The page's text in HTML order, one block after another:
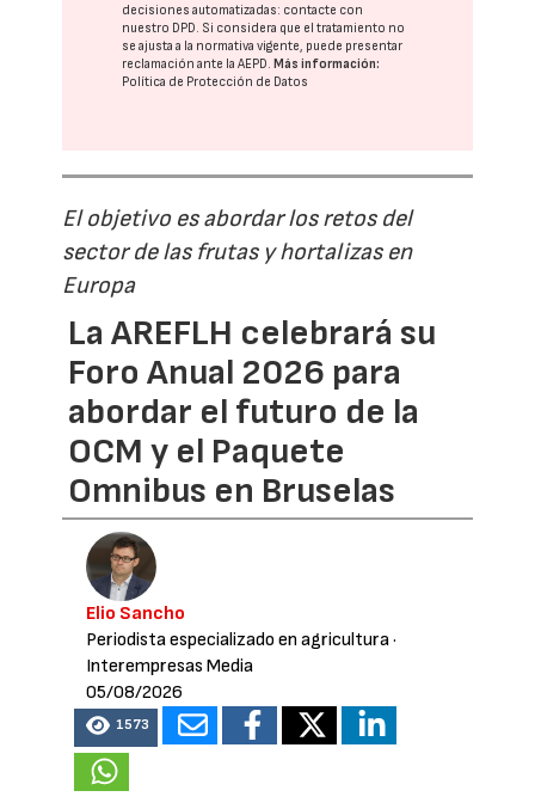
decisiones automatizadas: contacte con
nuestro DPD. Si considera que el tratamiento no
se ajusta a la normativa vigente, puede presentar
reclamación ante laAEPD.Más información:
Política de Protección de Datos
El objetivo es abordar los retos del
sector de las frutas y hortalizas en
Europa
La AREFLH celebrará su
Foro Anual 2026 para
abordar el futuro de la
OCM y el Paquete
Omnibus en Bruselas
Elio Sancho
Periodista especializado en agricultura·
Interempresas Media
05/08/2026
1573